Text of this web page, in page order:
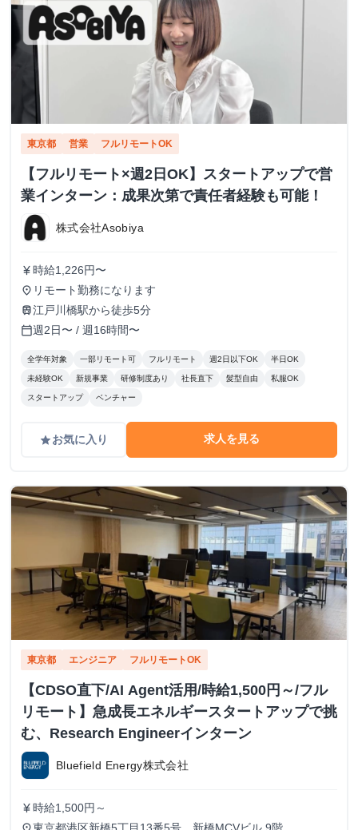
東京都 営業 フルリモートOK
【フルリモート×週2日OK】スタートアップで営
業インターン：成果次第で責任者経験も可能！
株式会社Asobiya
currency_yen 時給1,226円〜
place リモート勤務になります
train江戸川橋駅から徒歩5分
calendar_today週2日〜 / 週16時間〜
全学年対象 一部リモート可 フルリモート 週2日以下OK 半日OK
未経験OK 新規事業 研修制度あり 社長直下 髪型自由 私服OK
スタートアップ ベンチャー
gradeお気に入り 求人を見る
東京都 エンジニア フルリモートOK
【CDSO直下/AI Agent活用/時給1,500円～/フル
リモート】急成長エネルギースタートアップで挑
む、Research Engineerインターン
Bluefield Energy株式会社
currency_yen 時給1,500円～
place